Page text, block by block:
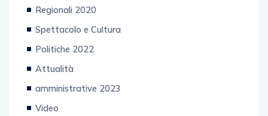
Regionali 2020
Spettacolo e Cultura
Politiche 2022
Attualità
amministrative 2023
Video